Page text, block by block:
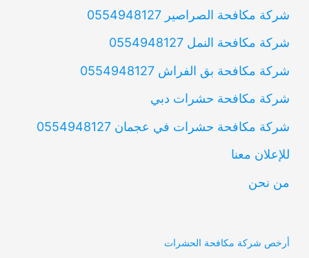
شركة مكافحة الصراصير 0554948127
شركة مكافحة النمل 0554948127
شركة مكافحة بق الفراش 0554948127
شركة مكافحة حشرات دبي
شركة مكافحة حشرات في عجمان 0554948127
للإعلان معنا
من نحن
أرخص شركة مكافحة الحشرات